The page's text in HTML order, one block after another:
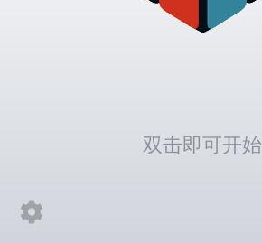
双击即可开始